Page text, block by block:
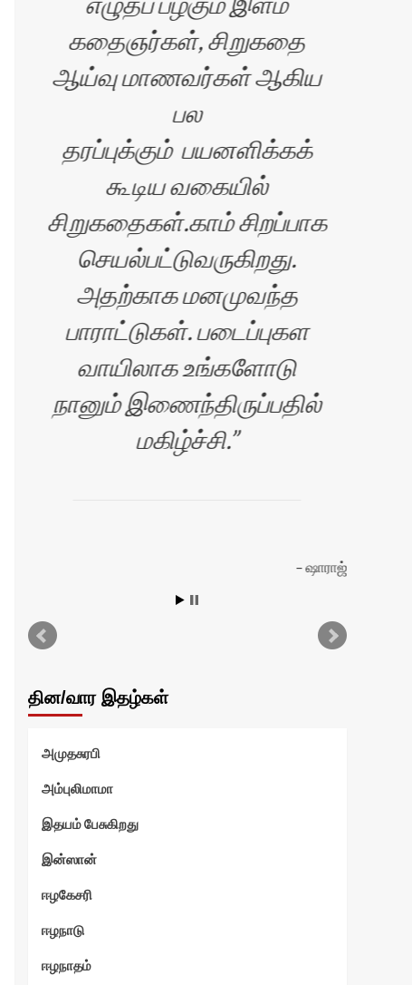
கதைஞர்கள், சிறுகதை
ஆய்வு மாணவர்கள் ஆகிய
பல
தரப்புக்கும் பயனளிக்கக்
கூடிய வகையில்
சிறுகதைகள்.காம் சிறப்பாக
செயல்பட்டுவருகிறது.
அதற்காக மனமுவந்த
பாராட்டுகள். படைப்புகள
வாயிலாக உங்களோடு
நானும் இணைந்திருப்பதில்
மகிழ்ச்சி.
ஷாராஜ்
தின/வார இதழ்கள்
அமுதசுரபி
அம்புலிமாமா
இதயம் பேசுகிறது
இன்ஸான்
ஈழகேசரி
ஈழநாடு
ஈழநாதம்